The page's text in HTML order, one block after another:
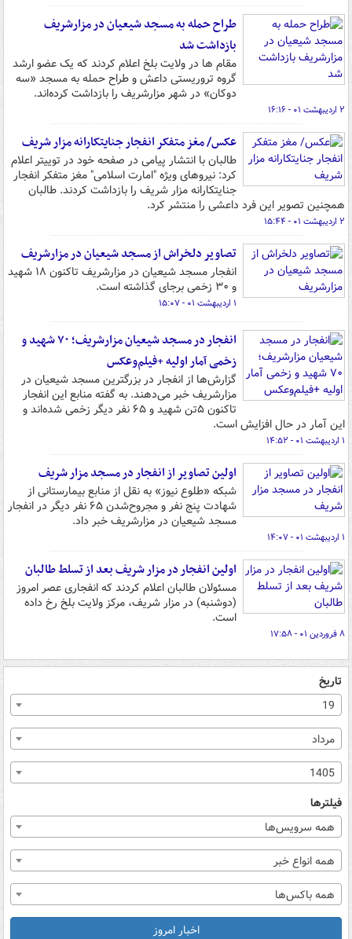
طراح حمله به مسجد شیعیان در مزارشریف
بازداشت شد
مقام ها در ولایت بلخ اعلام کردند که یک عضو ارشد
گروه تروریستی داعش و طراح حمله به مسجد «سه
دوکان» در شهر مزارشریف را بازداشت کرده‌اند.
۲ اردیبهشت ۰۱ - ۱۶:۱۶
عکس/ مغز متفکر انفجار جنایتکارانه مزار شریف
طالبان با انتشار پیامی در صفحه خود در توییتر اعلام
کرد: نیروهای ویژه "امارت اسلامی" مغز متفکر انفجار
جنایتکارانه مزار شریف را بازداشت کردند. طالبان
همچنین تصویر این فرد داعشی را منتشر کرد.
۲ اردیبهشت ۰۱ - ۱۵:۴۴
تصاویر دلخراش از مسجد شیعیان در مزارشریف
انفجار مسجد شیعیان در مزارشریف تاکنون ۱۸ شهید
و ۳۰ زخمی برجای گذاشته است.
۱ اردیبهشت ۰۱ - ۱۵:۰۷
انفجار در مسجد شیعیان مزارشریف؛ ۷۰ شهید و
زخمی آمار اولیه +فیلم‌وعکس
گزارش‌ها از انفجار در بزرگترین مسجد شیعیان در
مزارشریف خبر می‌دهند. به گفته منابع این انفجار
تاکنون ۵تن شهید و ۶۵ نفر دیگر زخمی شده‌اند و
این آمار در حال افزایش است.
۱ اردیبهشت ۰۱ - ۱۴:۵۲
اولین تصاویر از انفجار در مسجد مزار شریف
شبکه «طلوع نیوز» به نقل از منابع بیمارستانی از
شهادت پنج نفر و مجروح‌شدن ۶۵ نفر دیگر در انفجار
مسجد شیعیان در مزارشریف خبر داد.
۱ اردیبهشت ۰۱ - ۱۴:۰۷
اولین انفجار در مزار شریف بعد از تسلط طالبان
مسئولان طالبان اعلام کردند که انفجاری عصر امروز
(دوشنبه) در مزار شریف، مرکز ولایت بلخ رخ داده
است.
۸ فروردین ۰۱ - ۱۷:۵۸
تاریخ
19
مرداد
1405
فیلترها
همه سرویس‌ها
همه انواع خبر
همه باکس‌ها
اخبار امروز